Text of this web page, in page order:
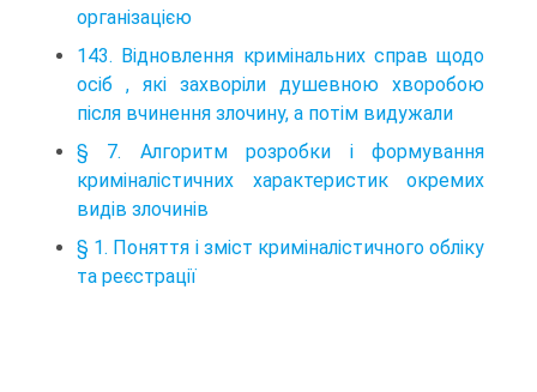
організацією
143. Відновлення кримінальних справ щодо
осіб , які захворіли душевною хворобою
після вчинення злочину, а потім видужали
§ 7. Алгоритм розробки і формування
криміналістичних характеристик окремих
видів злочинів
§ 1. Поняття і зміст криміналістичного обліку
та реєстрації